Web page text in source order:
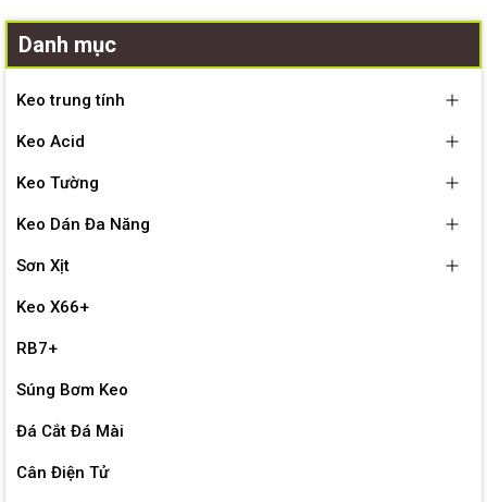
Danh mục
Keo trung tính
Keo Acid
Keo Tường
Keo Dán Đa Năng
Sơn Xịt
Keo X66+
RB7+
Súng Bơm Keo
Đá Cắt Đá Mài
Cân Điện Tử